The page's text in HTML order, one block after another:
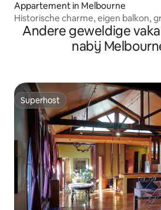
Appartement in Melbourne
Historische charme, eigen balkon,
Andere geweldige
nabij
Superhost
Superhost